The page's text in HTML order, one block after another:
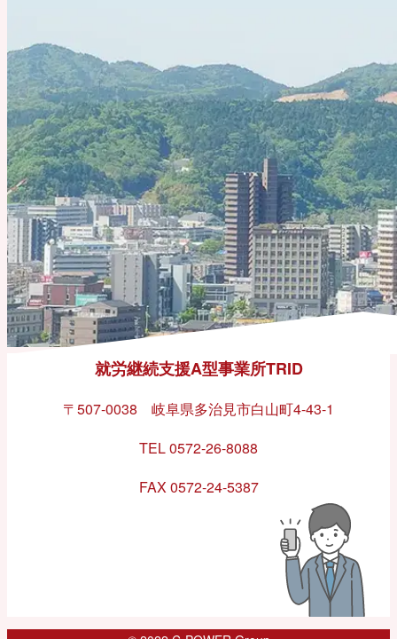
就労継続支援A型事業所TRID
〒507-0038 岐阜県多治見市白山町4-43-1
TEL 0572-26-8088
FAX 0572-24-5387